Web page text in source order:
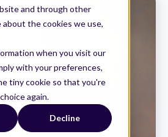
and through other
about the cookies we use,
when you visit our
with your preferences,
tiny cookie so that you're
again.
Decline